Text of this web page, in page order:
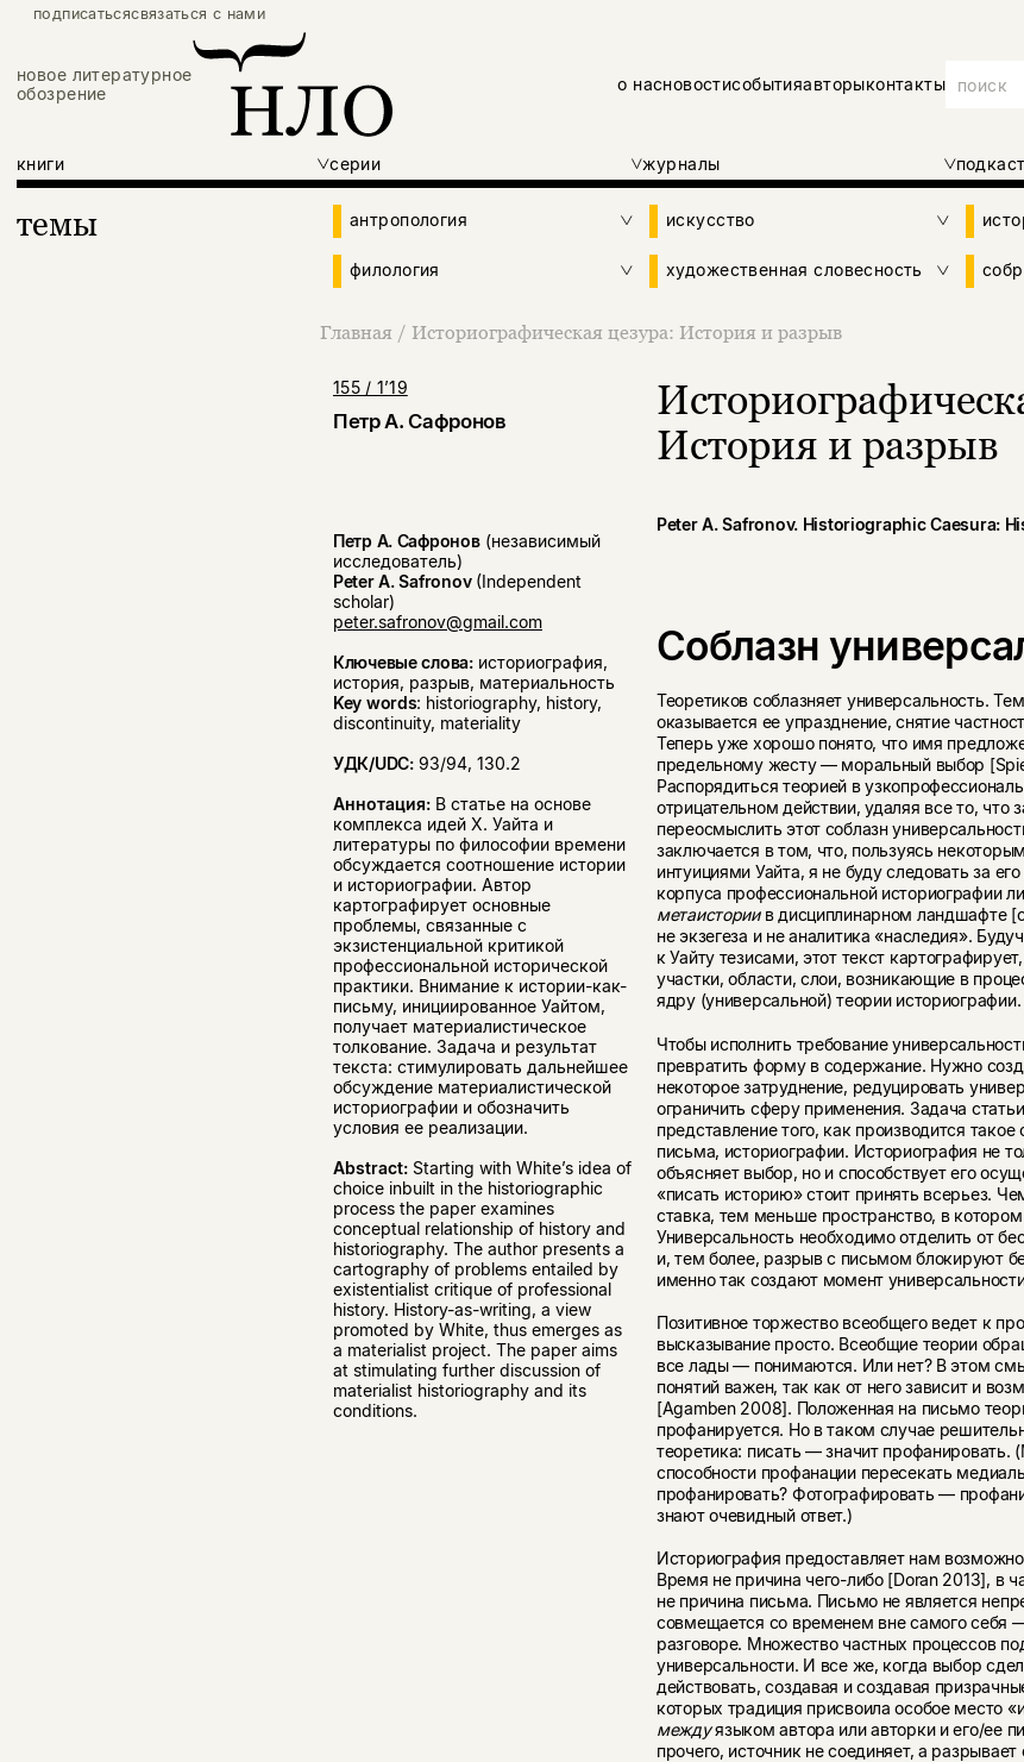
подписатьсясвязаться с нами
новое литературное
обозрение
о насновостисобытияавторыконтакты
книги серии журналы
темы антропология искусство
филология художественная словесность
Главная / Историографическая цезура: История и разрыв
155 / 1’19
Петр А. Сафронов
История и разрыв
Петр А. Сафронов(независимый
исследователь)
Peter A. Safronov(Independent
scholar)
peter.safronov@gmail.com
Ключевые слова:историография,
история, разрыв, материальность
Key words: historiography, history,
discontinuity, materiality
УДК/UDC:93/94, 130.2
Аннотация: В статье на основе
комплекса идей Х. Уайта и
литературы по философии времени
обсуждается соотношение истории
и историографии. Автор
картографирует основные
проблемы, связанные с
экзистенциальной критикой
профессиональной исторической
практики. Внимание к истории-как-
письму, инициированное Уайтом,
получает материалистическое
толкование. Задача и результат
текста: стимулировать дальнейшее
обсуждение материалистической
историографии и обозначить
условия ее реализации.
Abstract: Starting with White’s idea of
choice inbuilt in the historiographic
process the paper examines
conceptual relationship of history and
historiography. The author presents a
cartography of problems entailed by
existentialist critique of professional
history. History-as-writing, a view
promoted by White, thus emerges as
a materialist project. The paper aims
at stimulating further discussion of
materialist historiography and its
conditions.
Peter A. Safronov. Historiographic Caesura:
Соблазн
Теоретиков соблазняет универсальность.
оказывается ее упразднение, снятие
Теперь уже хорошо понято, что имя
предельному жесту — моральный выбор
Распорядиться теорией в
отрицательном действии, удаляя все то, что
переосмыслить этот соблазн
заключается в том, что, пользуясь
интуициями Уайта, я не буду следовать за
корпуса профессиональной историографии
метаисториив дисциплинарном ландшафте
не экзегеза и не аналитика «наследия».
к Уайту тезисами, этот текст
участки, области, слои, возникающие в
ядру (универсальной) теории историографии.
Чтобы исполнить требование
превратить форму в содержание. Нужно
некоторое затруднение, редуцировать
ограничить сферу применения. Задача
представление того, как производится такое
письма, историографии. Историография не
объясняет выбор, но и способствует его
«писать историю» стоит принять всерьез.
ставка, тем меньше пространство, в
Универсальность необходимо отделить от
и, тем более, разрыв с письмом блокируют
именно так создают момент
Позитивное торжество всеобщего ведет к
высказывание просто. Всеобщие теории
все лады — понимаются. Или нет? В этом
понятий важен, так как от него зависит и
[Agamben 2008]. Положенная на письмо
профанируется. Но в таком случае
теоретика: писать — значит
способности профанации пересекать
профанировать? Фотографировать —
знают очевидный ответ.)
Историография предоставляет нам
Время не причина чего-либо [Doran 2013], в
не причина письма. Письмо не является
совмещается со временем вне самого себя
разговоре. Множество частных процессов
универсальности. И все же, когда выбор
действовать, создавая и создавая
которых традиция присвоила особое место
междуязыком автора или авторки и его/ее
прочего, источник не соединяет, а